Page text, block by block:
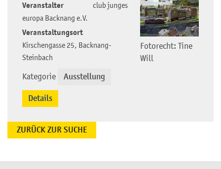
Fotorecht: Tine
Will
Veranstalter
club junges
europa Backnang e.V.
Veranstaltungsort
Kirschengasse 25, Backnang-
Steinbach
Kategorie Ausstellung
Details
ZURÜCK ZUR SUCHE